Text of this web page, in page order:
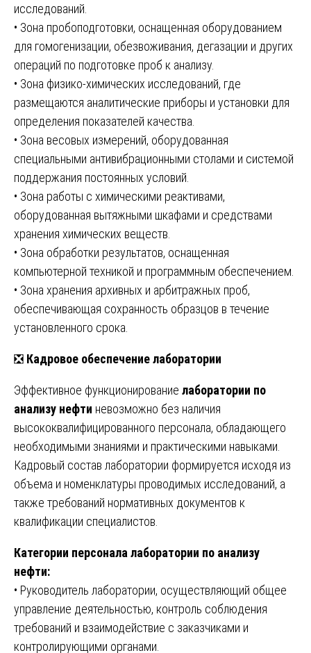
исследований.
• Зона пробоподготовки, оснащенная оборудованием
для гомогенизации, обезвоживания, дегазации и других
операций по подготовке проб к анализу.
• Зона физико-химических исследований, где
размещаются аналитические приборы и установки для
определения показателей качества.
• Зона весовых измерений, оборудованная
специальными антивибрационными столами и системой
поддержания постоянных условий.
• Зона работы с химическими реактивами,
оборудованная вытяжными шкафами и средствами
хранения химических веществ.
• Зона обработки результатов, оснащенная
компьютерной техникой и программным обеспечением.
• Зона хранения архивных и арбитражных проб,
обеспечивающая сохранность образцов в течение
установленного срока.
❎ Кадровое обеспечение лаборатории
Эффективное функционирование лаборатории по
анализу нефти невозможно без наличия
высококвалифицированного персонала, обладающего
необходимыми знаниями и практическими навыками.
Кадровый состав лаборатории формируется исходя из
объема и номенклатуры проводимых исследований, а
также требований нормативных документов к
квалификации специалистов.
Категории персонала лаборатории по анализу
нефти:
• Руководитель лаборатории, осуществляющий общее
управление деятельностью, контроль соблюдения
требований и взаимодействие с заказчиками и
контролирующими органами.